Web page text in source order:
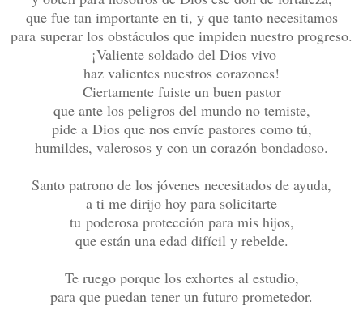
que fue tan importante en ti, y que tanto necesitamos
para superar los obstáculos que impiden nuestro progreso.
¡Valiente soldado del Dios vivo
haz valientes nuestros corazones!
Ciertamente fuiste un buen pastor
que ante los peligros del mundo no temiste,
pide a Dios que nos envíe pastores como tú,
humildes, valerosos y con un corazón bondadoso.
Santo patrono de los jóvenes necesitados de ayuda,
a ti me dirijo hoy para solicitarte
tu poderosa protección para mis hijos,
que están una edad difícil y rebelde.
Te ruego porque los exhortes al estudio,
para que puedan tener un futuro prometedor.